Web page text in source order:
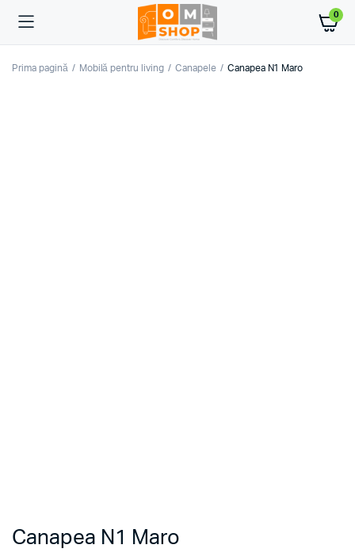
0
Prima pagină Mobilă pentru living Canapele Canapea N1 Maro
Canapea N1 Maro